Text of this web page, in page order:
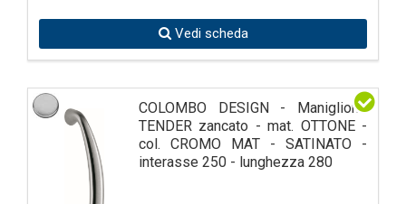
Vedi scheda
COLOMBO DESIGN - Maniglione
TENDER zancato - mat. OTTONE -
col. CROMO MAT - SATINATO -
interasse 250 - lunghezza 280